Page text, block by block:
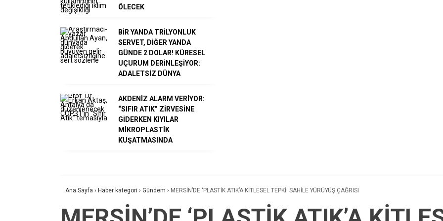
ÖLECEK
BİR YANDA TRİLYONLUK
SERVET, DİĞER YANDA
GÜNDE 2 DOLAR! KÜRESEL
UÇURUM DERİNLEŞİYOR:
ADALETSİZ DÜNYA
AKDENİZ ALARM VERİYOR:
“SIFIR ATIK” ZİRVESİNE
GİDERKEN KIYILAR
MİKROPLASTİK
KUŞATMASINDA
Ana Sayfa › Haber kategori › Gündem › MERSİN’DE ‘PLASTİK ATIK’A KİTLESEL TEPKİ: SAHİLE YÜRÜYÜŞ ÇAĞRISI